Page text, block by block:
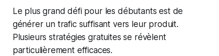
Le plus grand défi pour les débutants est de
générer un trafic suffisant vers leur produit.
Plusieurs stratégies gratuites se révèlent
particulièrement efficaces.